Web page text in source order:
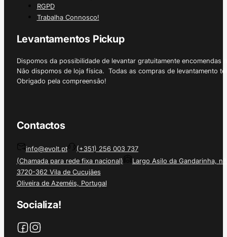
RGPD
Trabalha Connosco!
Levantamentos Pickup
Dispomos da possibilidade de levantar gratuitamente
Não dispomos de loja física. Todas as compras de levantamento
Obrigado pela compreensão!
Contactos
info@evolt.pt
(+351) 256 003 737
(Chamada para rede fixa nacional)
Largo Asilo da Gandarinha, nº
3720-362 Vila de Cucujães
Oliveira de Azeméis, Portugal
Socializa!